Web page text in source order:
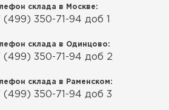
склада в Москве:
(499) 350-71-94 доб 1
склада в Одинцово:
(499) 350-71-94 доб 2
склада в Раменском:
(499) 350-71-94 доб 3